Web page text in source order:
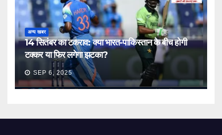
अन्य खबर
14 सितंबर का टकराव: क्या भारत-पाकिस्तान के बीच होगी
टक्कर या फिर लगेगा झटका?
SEP 6, 2025